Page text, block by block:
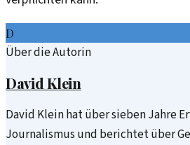
D
Über die Autorin
David Klein
David Klein hat über sieben Jahre
Journalismus und berichtet über